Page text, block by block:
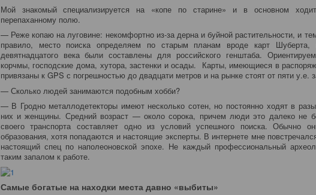
Мой знакомый специализируется на «копе по старине» и в основном
перепаханному полю.
— Реже копаю на луговине: некомфортно из-за дерна и буйной растительности, и
правило, место поиска определяем по старым планам вроде карт Шуберта,
девятнадцатого века были составлены для российского генштаба.
корчмы, господские дома, хутора, застенки и осады. Карты, имеющиеся в
привязаны к GPS с погрешностью до двадцати метров и на рынке стоят от пяти у.е.
— Сколько людей занимаются подобным хобби?
— В Гродно металлодетекторы имеют несколько сотен, но постоянно ходят в
них и женщины. Средний возраст — около сорока, причем люди это далеко не
своего транспорта составляет одно из условий успешного поиска. Обычно
образования, хотя попадаются и настоящие эксперты. В интернете мне
настоящий спец по наполеоновской эпохе. Не каждый профессиональный
таким запалом к работе.
Самые богатые на находки места давно «выбиты»